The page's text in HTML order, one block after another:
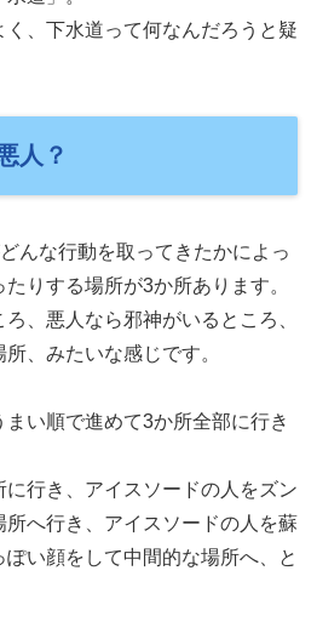
、下水道って何なんだろうと疑
人？
んな行動を取ってきたかによっ
りする場所が3か所あります。
、悪人なら邪神がいるところ、
、みたいな感じです。
い順で進めて3か所全部に行き
行き、アイスソードの人をズン
へ行き、アイスソードの人を蘇
い顔をして中間的な場所へ、と